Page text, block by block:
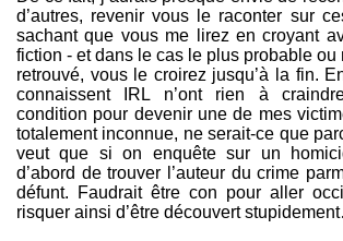
d’autres, revenir vous le raconter sur
sachant que vous me lirez en croyant
fiction - et dans le cas le plus probable ou
retrouvé, vous le croirez jusqu’à la fin.
connaissent IRL n’ont rien à
condition pour devenir une de mes
totalement inconnue, ne serait-ce que
veut que si on enquête sur un
d’abord de trouver l’auteur du crime
défunt. Faudrait être con pour aller
risquer ainsi d’être découvert